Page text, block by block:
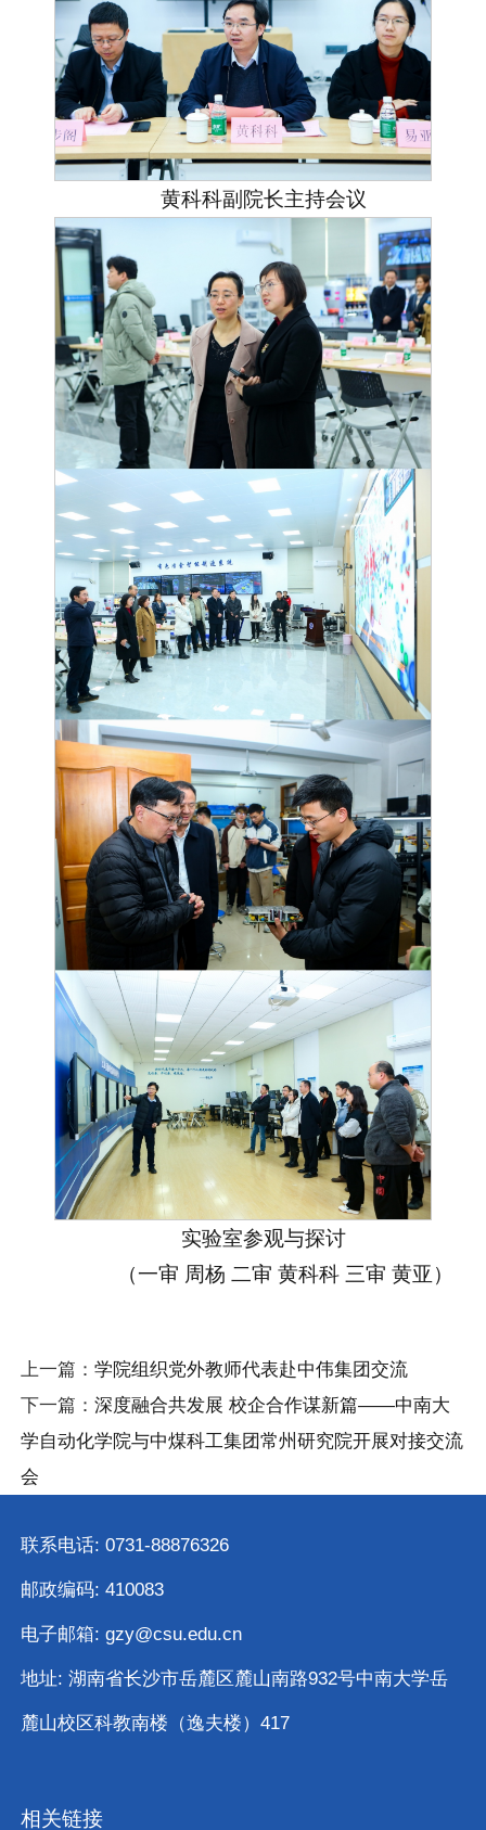
黄科科副院长主持会议
实验室参观与探讨
（一审 周杨 二审 黄科科 三审 黄亚）
上一篇：学院组织党外教师代表赴中伟集团交流
下一篇：深度融合共发展 校企合作谋新篇——中南大
学自动化学院与中煤科工集团常州研究院开展对接交流
会
联系电话: 0731-88876326
邮政编码: 410083
电子邮箱: gzy@csu.edu.cn
地址: 湖南省长沙市岳麓区麓山南路932号中南大学岳
麓山校区科教南楼（逸夫楼）417
相关链接